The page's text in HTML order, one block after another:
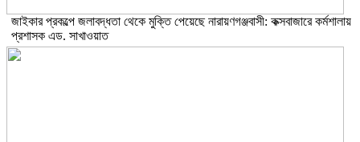
জাইকার প্রকল্পে জলাবদ্ধতা থেকে মুক্তি পেয়েছে নারায়ণগঞ্জবাসী: কক্সবাজারে কর্মশালায়
প্রশাসক এড. সাখাওয়াত